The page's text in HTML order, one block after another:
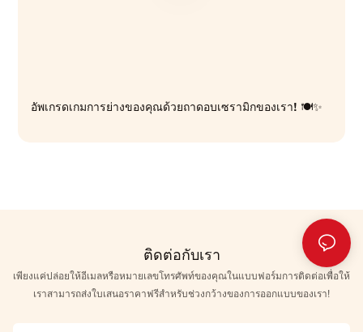
อัพเกรดเกมการย่างของคุณด้วยถาดอบเซรามิกของเรา! 🍽️✨
ติดต่อกับเรา
เพียงแค่ปล่อยให้อีเมลหรือหมายเลขโทรศัพท์ของคุณในแบบฟอร์มการติดต่อเพื่อให้
เราสามารถส่งใบเสนอราคาฟรีสำหรับช่วงกว้างของการออกแบบของเรา!